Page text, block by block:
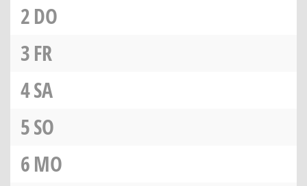
2DO
3FR
4SA
5SO
6MO